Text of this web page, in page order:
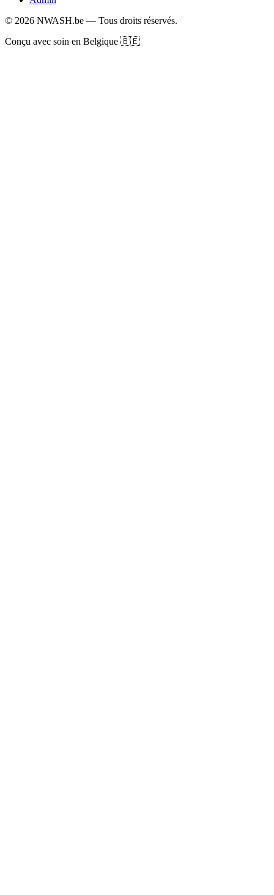
© 2026 NWASH.be — Tous droits réservés.
Conçu avec soin en Belgique 🇧🇪